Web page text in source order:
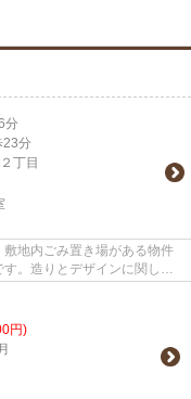
分
23分
２丁目
地内ごみ置き場がある物件
。造りとデザインに関し
円)